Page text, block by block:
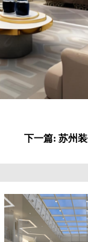
下一篇: 苏州